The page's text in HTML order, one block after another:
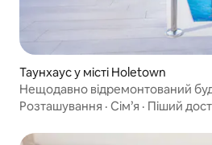
Таунхаус у місті Holetown
Нещодавно відремонтований
3 спальнями та басейном.
Розташування · Сім’я · Піший